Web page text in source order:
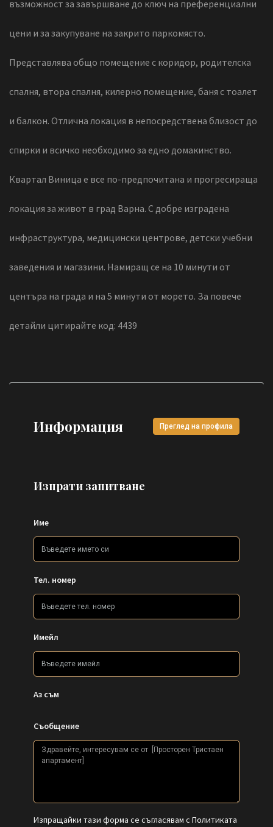
възможност за завършване до ключ на преференциални
цени и за закупуване на закрито паркомясто.
Представлява общо помещение с коридор, родителска
спалня, втора спалня, килерно помещение, баня с тоалет
и балкон. Отлична локация в непосредствена близост до
спирки и всичко необходимо за едно домакинство.
Квартал Виница е все по-предпочитана и прогресираща
локация за живот в град Варна. С добре изградена
инфраструктура, медицински центрове, детски учебни
заведения и магазини. Намиращ се на 10 минути от
центъра на града и на 5 минути от морето. За повече
детайли цитирайте код: 4439
Информация Преглед на профила
Изпрати запитване
Име
Тел. номер
Имейл
Аз съм
Съобщение
Изпращайки тази форма се съгласявам с Политиката